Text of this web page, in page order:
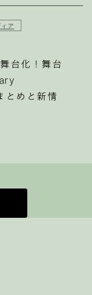
ア
台化！舞台
めと新情